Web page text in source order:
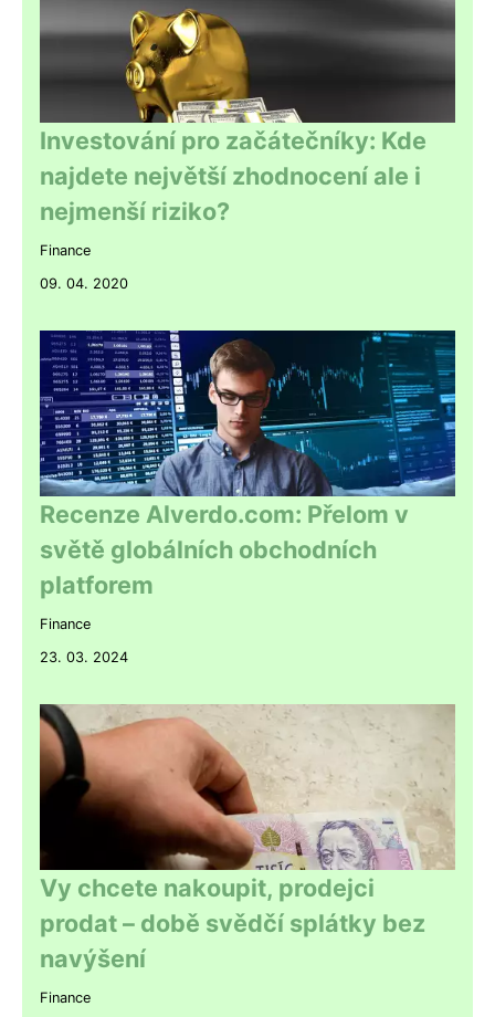
Investování pro začátečníky: Kde
najdete největší zhodnocení ale i
nejmenší riziko?
Finance
09. 04. 2020
Recenze Alverdo.com: Přelom v
světě globálních obchodních
platforem
Finance
23. 03. 2024
Vy chcete nakoupit, prodejci
prodat – době svědčí splátky bez
navýšení
Finance